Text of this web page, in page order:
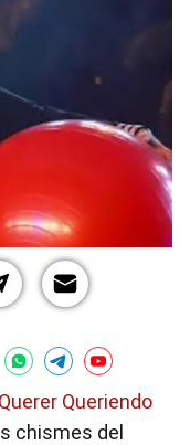
Queriendo
chismes del